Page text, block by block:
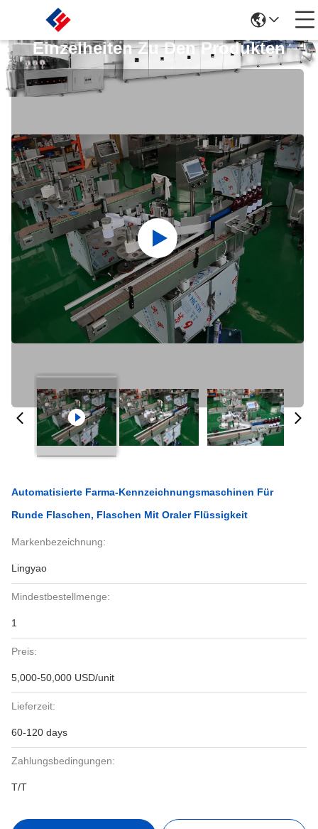
Einzelheiten Zu Den Produkten
Automatisierte Farma-Kennzeichnungsmaschinen Für
Runde Flaschen, Flaschen Mit Oraler Flüssigkeit
Markenbezeichnung:
Lingyao
Mindestbestellmenge:
1
Preis:
5,000-50,000 USD/unit
Lieferzeit:
60-120 days
Zahlungsbedingungen:
T/T